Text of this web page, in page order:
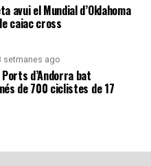
avui el Mundial d’Oklahoma
caiac cross
setmanes ago
d’Andorra bat
de 700 ciclistes de 17